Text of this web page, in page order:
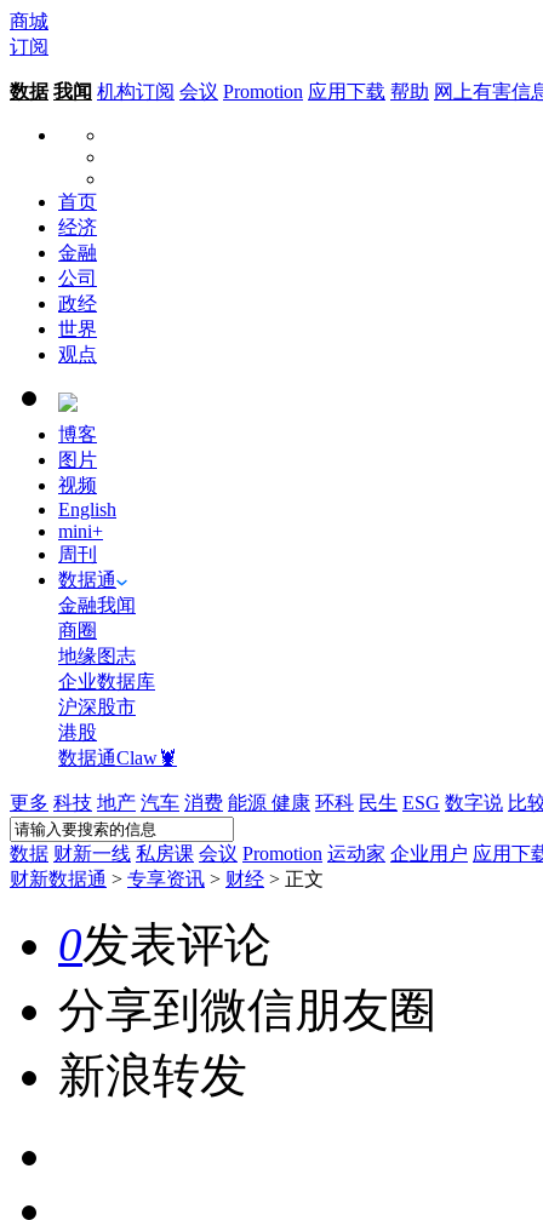
商城
订阅
数据 我闻 机构订阅 会议 Promotion 应用下载 帮助 网上有害信
首页
经济
金融
公司
政经
世界
观点
博客
图片
视频
English
mini+
周刊
数据通
金融我闻
商圈
地缘图志
企业数据库
沪深股市
港股
数据通Claw🦞
更多 科技 地产 汽车 消费 能源 健康 环科 民生 ESG 数字说 比
数据 财新一线 私房课 会议 Promotion 运动家 企业用户 应用下
财新数据通 > 专享资讯 > 财经 > 正文
0发表评论
分享到微信朋友圈
新浪转发